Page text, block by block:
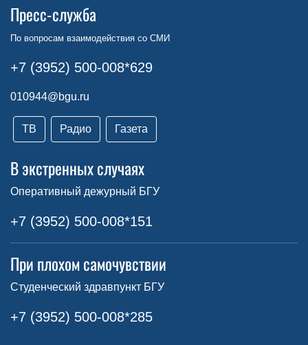
Пресс-служба
По вопросам взаимодействия со СМИ
+7 (3952) 500-008*629
010944@bgu.ru
ТВ Радио Газета
В экстренных случаях
Оперативный дежурный БГУ
+7 (3952) 500-008*151
При плохом самочувствии
Студенческий здравпункт БГУ
+7 (3952) 500-008*285